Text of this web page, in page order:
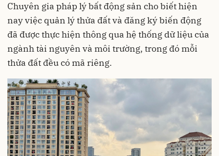
Chuyên gia pháp lý bất động sản cho biết hiện
nay việc quản lý thửa đất và đăng ký biến động
đã được thực hiện thông qua hệ thống dữ liệu của
ngành tài nguyên và môi trường, trong đó mỗi
thửa đất đều có mã riêng.